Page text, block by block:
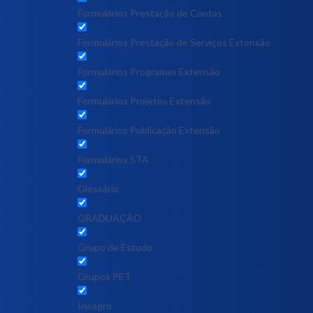
Formulários Prestação de Contas
Formulários Prestação de Serviços Extensão
Formulários Programas Extensão
Formulários Projetos Extensão
Formulários Publicação Extensão
Formulários STA
Glossário
GRADUAÇÃO
Grupo de Estudo
Grupos PET
Ineagro